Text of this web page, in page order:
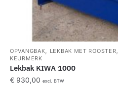
OPVANGBAK, LEKBAK MET ROOSTER,
KEURMERK
Lekbak KIWA 1000
€ 930,00 excl. BTW